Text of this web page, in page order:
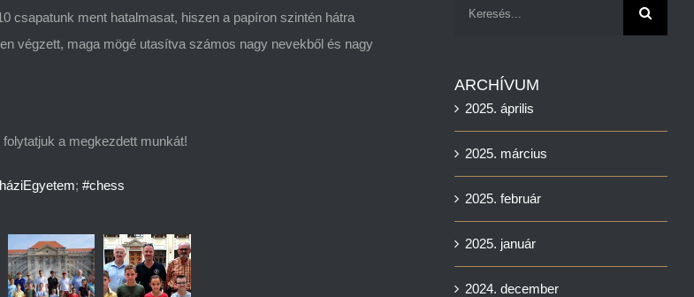
csapatunk ment hatalmasat, hiszen a papíron szintén hátra
végzett, maga mögé utasítva számos nagy nevekből és nagy
a megkezdett munkát!
; #chess
ARCHÍVUM
2025. április
2025. március
2025. február
2025. január
2024. december